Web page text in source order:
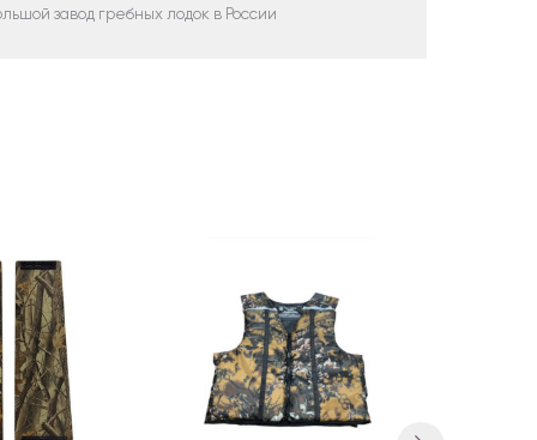
завод гребных лодок в России